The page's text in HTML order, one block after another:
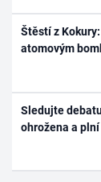
Štěstí z
atomovým
Sledujte
ohrožena a